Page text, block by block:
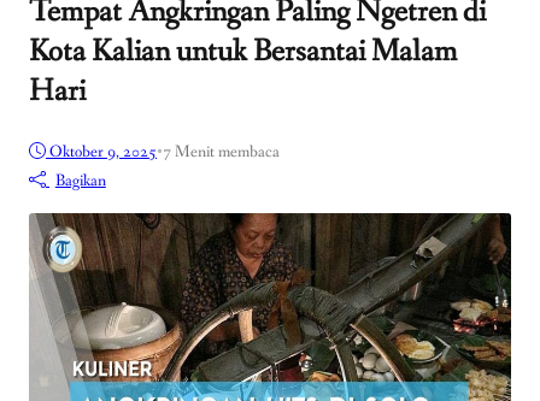
Tempat Angkringan Paling Ngetren di
Kota Kalian untuk Bersantai Malam
Hari
Oktober 9, 2025•7 Menit membaca
Bagikan